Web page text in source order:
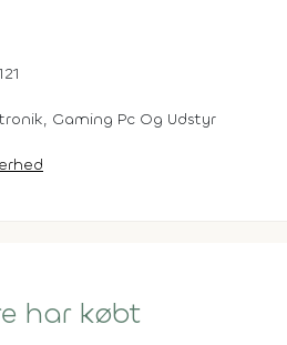
Gaming Pc Og Udstyr
har købt